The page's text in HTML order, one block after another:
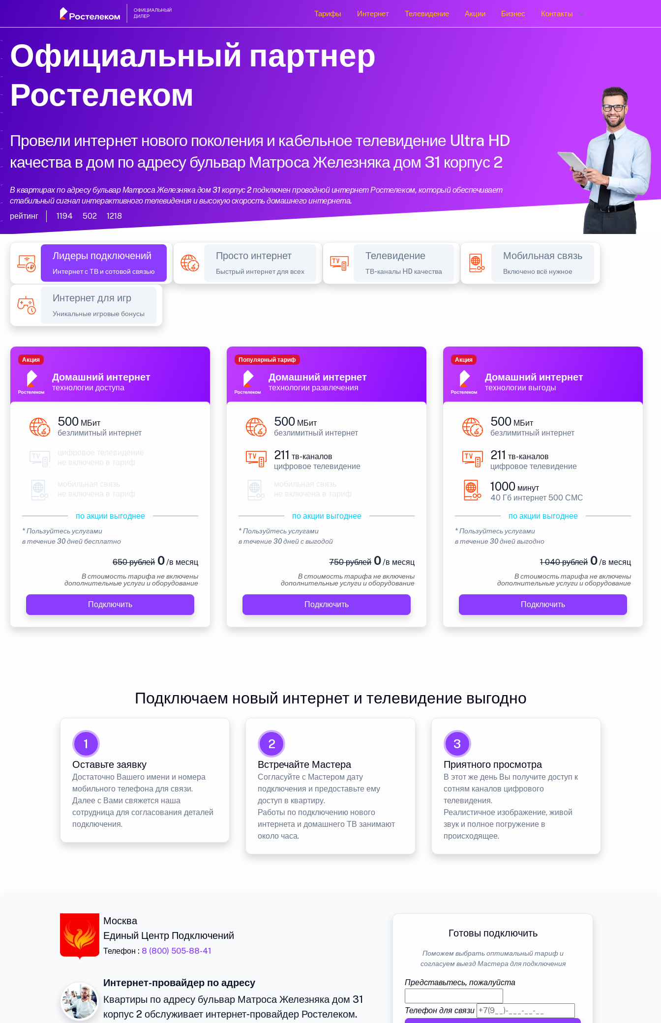
Тарифы Интернет Телевидение Акции Бизнес Контакты
Официальный партнер
Ростелеком
Провели интернет нового поколения и кабельное телевидение Ultra HD
качества в дом по адресу бульвар Матроса Железняка дом 31 корпус 2
В квартирах по адресу бульвар Матроса Железняка дом 31 корпус 2 подключен проводной интернет Ростелеком, который обеспечивает
стабильный сигнал интерактивного телевидения и высокую скорость домашнего интернета.
рейтинг
1194 502 1218
Лидеры подключений
Интернет с ТВ и сотовой связью
Просто интернет
Быстрый интернет для всех
Телевидение
ТВ-каналы HD качества
Мобильная связь
Включено всё нужное
Интернет для игр
Уникальные игровые бонусы
Домашний интернет
технологии доступа
Акция
500 МБит
безлимитный интернет
цифровое телевидение
не включено в тариф
мобильная связь
не включена в тариф
по акции выгоднее
* Пользуйтесь услугами
в течение 30 дней бесплатно
650 рублей0/в месяц
В стоимость тарифа не включены
дополнительные услуги и оборудование
Подключить
Домашний интернет
технологии развлечения
Популярный тариф
500 МБит
безлимитный интернет
211 тв-каналов
цифровое телевидение
мобильная связь
не включена в тариф
по акции выгоднее
* Пользуйтесь услугами
в течение 30 дней с выгодой
750 рублей0/в месяц
В стоимость тарифа не включены
дополнительные услуги и оборудование
Подключить
Домашний интернет
технологии выгоды
Акция
500 МБит
безлимитный интернет
211 тв-каналов
цифровое телевидение
1000 минут
40 Гб интернет 500 СМС
по акции выгоднее
* Пользуйтесь услугами
в течение 30 дней выгодно
1 040 рублей0/в месяц
В стоимость тарифа не включены
дополнительные услуги и оборудование
Подключить
Подключаем новый интернет и телевидение выгодно
1
Оставьте заявку
Достаточно Вашего имени и номера
мобильного телефона для связи.
Далее с Вами свяжется наша
сотрудница для согласования деталей
подключения.
2
Встречайте Мастера
Согласуйте с Мастером дату
подключения и предоставьте ему
доступ в квартиру.
Работы по подключению нового
интернета и домашнего ТВ занимают
около часа.
3
Приятного просмотра
В этот же день Вы получите доступ к
сотням каналов цифрового
телевидения.
Реалистичное изображение, живой
звук и полное погружение в
происходящее.
Москва
Единый Центр Подключений
Телефон : 8 (800) 505-88-41
Интернет-провайдер по адресу
Квартиры по адресу бульвар Матроса Железняка дом 31
корпус 2 обслуживает интернет-провайдер Ростелеком.
Готовы подключить
Поможем выбрать оптимальный тариф и
согласуем выезд Мастера для подключения
Представьтесь, пожалуйста
Телефон для связи